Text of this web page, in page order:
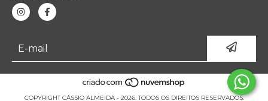
COPYRIGHT CÁSSIO ALMEIDA - 2026. TODOS OS DIREITOS RESERVADOS.